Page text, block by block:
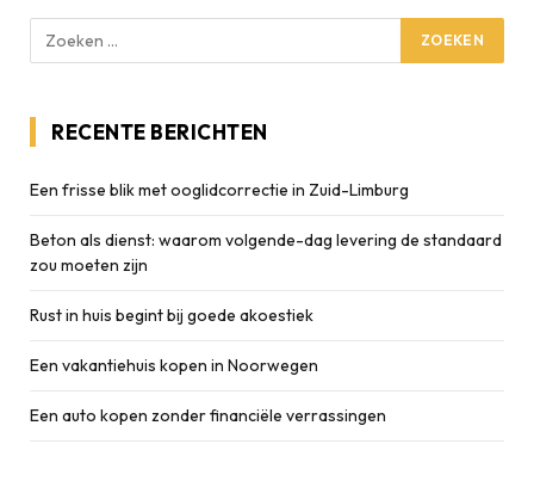
RECENTE BERICHTEN
Een frisse blik met ooglidcorrectie in Zuid-Limburg
Beton als dienst: waarom volgende-dag levering de standaard
zou moeten zijn
Rust in huis begint bij goede akoestiek
Een vakantiehuis kopen in Noorwegen
Een auto kopen zonder financiële verrassingen